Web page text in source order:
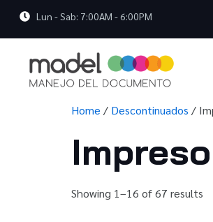
Lun - Sab: 7:00AM - 6:00PM
Home / Descontinuados /
Showing 1–16 of 67 results